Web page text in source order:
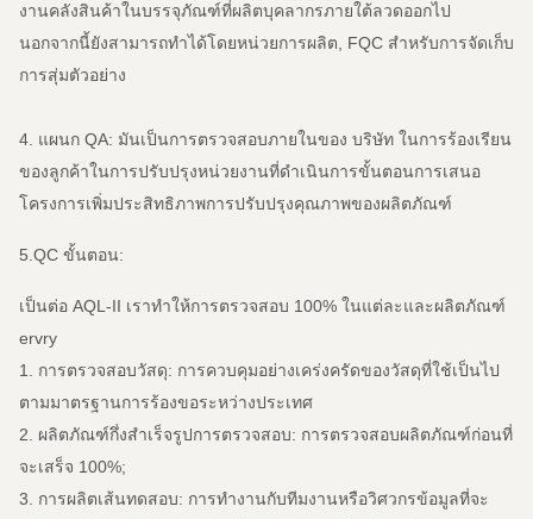
งานคลังสินค้าในบรรจุภัณฑ์ที่ผลิตบุคลากรภายใต้ลวดออกไป
นอกจากนี้ยังสามารถทำได้โดยหน่วยการผลิต, FQC สำหรับการจัดเก็บ
การสุ่มตัวอย่าง
4. แผนก QA: มันเป็นการตรวจสอบภายในของ บริษัท ในการร้องเรียน
ของลูกค้าในการปรับปรุงหน่วยงานที่ดำเนินการขั้นตอนการเสนอ
โครงการเพิ่มประสิทธิภาพการปรับปรุงคุณภาพของผลิตภัณฑ์
5.QC ขั้นตอน:
เป็นต่อ AQL-II เราทำให้การตรวจสอบ 100% ในแต่ละและผลิตภัณฑ์
ervry
1. การตรวจสอบวัสดุ: การควบคุมอย่างเคร่งครัดของวัสดุที่ใช้เป็นไป
ตามมาตรฐานการร้องขอระหว่างประเทศ
2. ผลิตภัณฑ์กึ่งสำเร็จรูปการตรวจสอบ: การตรวจสอบผลิตภัณฑ์ก่อนที่
จะเสร็จ 100%;
3. การผลิตเส้นทดสอบ: การทำงานกับทีมงานหรือวิศวกรข้อมูลที่จะ